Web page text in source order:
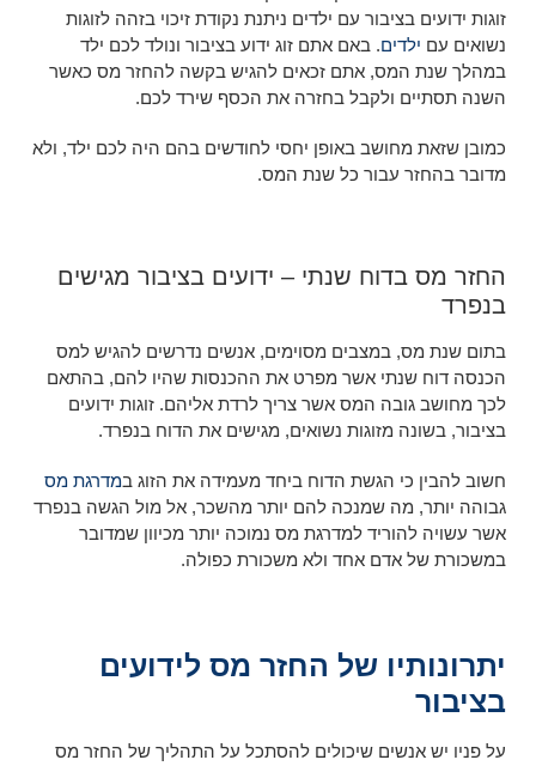
זוגות ידועים בציבור עם ילדים ניתנת נקודת זיכוי בזהה לזוגות
נשואים עם ילדים. באם אתם זוג ידוע בציבור ונולד לכם ילד
במהלך שנת המס, אתם זכאים להגיש בקשה להחזר מס כאשר
השנה תסתיים ולקבל בחזרה את הכסף שירד לכם.
כמובן שזאת מחושב באופן יחסי לחודשים בהם היה לכם ילד, ולא
מדובר בהחזר עבור כל שנת המס.
החזר מס בדוח שנתי – ידועים בציבור מגישים
בנפרד
בתום שנת מס, במצבים מסוימים, אנשים נדרשים להגיש למס
הכנסה דוח שנתי אשר מפרט את ההכנסות שהיו להם, בהתאם
לכך מחושב גובה המס אשר צריך לרדת אליהם. זוגות ידועים
בציבור, בשונה מזוגות נשואים, מגישים את הדוח בנפרד.
חשוב להבין כי הגשת הדוח ביחד מעמידה את הזוג במדרגת מס
גבוהה יותר, מה שמנכה להם יותר מהשכר, אל מול הגשה בנפרד
אשר עשויה להוריד למדרגת מס נמוכה יותר מכיוון שמדובר
במשכורת של אדם אחד ולא משכורת כפולה.
יתרונותיו של החזר מס לידועים
בציבור
על פניו יש אנשים שיכולים להסתכל על התהליך של החזר מס